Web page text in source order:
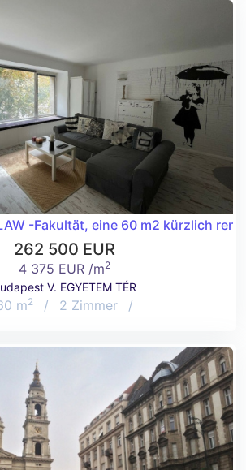
-Fakultät, eine 60 m2 kürzlich
262 500 EUR
4 375 EUR /m2
V. EGYETEM TÉR
m2 / 2 Zimmer /